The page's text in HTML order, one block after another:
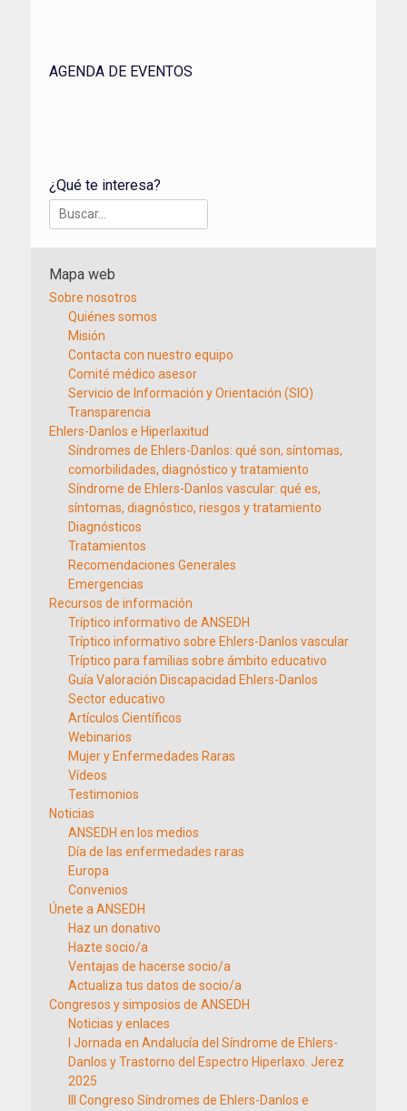
AGENDA DE EVENTOS
¿Qué te interesa?
Buscar:
Mapa web
Sobre nosotros
Quiénes somos
Misión
Contacta con nuestro equipo
Comité médico asesor
Servicio de Información y Orientación (SIO)
Transparencia
Ehlers-Danlos e Hiperlaxitud
Síndromes de Ehlers-Danlos: qué son, síntomas,
comorbilidades, diagnóstico y tratamiento
Síndrome de Ehlers-Danlos vascular: qué es,
síntomas, diagnóstico, riesgos y tratamiento
Diagnósticos
Tratamientos
Recomendaciones Generales
Emergencias
Recursos de información
Tríptico informativo de ANSEDH
Tríptico informativo sobre Ehlers-Danlos vascular
Tríptico para familias sobre ámbito educativo
Guía Valoración Discapacidad Ehlers-Danlos
Sector educativo
Artículos Científicos
Webinarios
Mujer y Enfermedades Raras
Vídeos
Testimonios
Noticias
ANSEDH en los medios
Día de las enfermedades raras
Europa
Convenios
Únete a ANSEDH
Haz un donativo
Hazte socio/a
Ventajas de hacerse socio/a
Actualiza tus datos de socio/a
Congresos y simposios de ANSEDH
Noticias y enlaces
I Jornada en Andalucía del Síndrome de Ehlers-
Danlos y Trastorno del Espectro Hiperlaxo. Jerez
2025
III Congreso Síndromes de Ehlers-Danlos e